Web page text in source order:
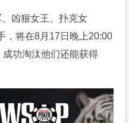
凶狠女王、扑克女
将在8月17日晚上20:00
成功淘汰他们还能获得